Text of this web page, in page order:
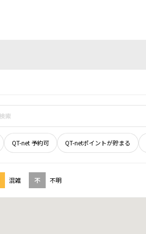
QT-net 予約可 QT-netポイントが貯まる
混雑 不 不明